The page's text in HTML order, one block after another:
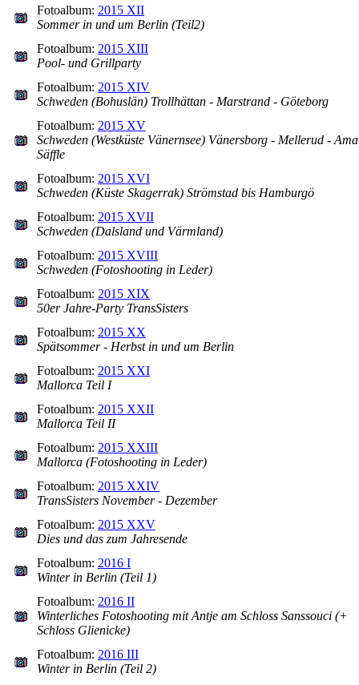
Fotoalbum: 2015 XII
Sommer in und um Berlin (Teil2)
Fotoalbum: 2015 XIII
Pool- und Grillparty
Fotoalbum: 2015 XIV
Schweden (Bohuslän) Trollhättan - Marstrand - Göteborg
Fotoalbum: 2015 XV
Schweden (Westküste Vänernsee) Vänersborg - Mellerud -
Säffle
Fotoalbum: 2015 XVI
Schweden (Küste Skagerrak) Strömstad bis Hamburgö
Fotoalbum: 2015 XVII
Schweden (Dalsland und Värmland)
Fotoalbum: 2015 XVIII
Schweden (Fotoshooting in Leder)
Fotoalbum: 2015 XIX
50er Jahre-Party TransSisters
Fotoalbum: 2015 XX
Spätsommer - Herbst in und um Berlin
Fotoalbum: 2015 XXI
Mallorca Teil I
Fotoalbum: 2015 XXII
Mallorca Teil II
Fotoalbum: 2015 XXIII
Mallorca (Fotoshooting in Leder)
Fotoalbum: 2015 XXIV
TransSisters November - Dezember
Fotoalbum: 2015 XXV
Dies und das zum Jahresende
Fotoalbum: 2016 I
Winter in Berlin (Teil 1)
Fotoalbum: 2016 II
Winterliches Fotoshooting mit Antje am Schloss Sanssouci (+
Schloss Glienicke)
Fotoalbum: 2016 III
Winter in Berlin (Teil 2)